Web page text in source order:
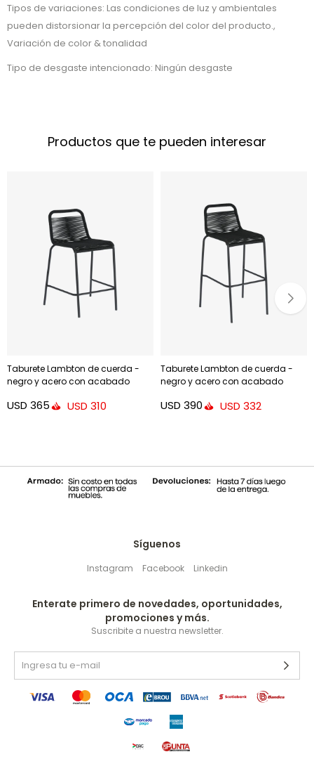
Tipos de variaciones: Las condiciones de luz y ambientales
pueden distorsionar la percepción del color del producto.,
Variación de color & tonalidad
Tipo de desgaste intencionado: Ningún desgaste
Productos que te pueden interesar
Taburete Lambton de cuerda -
negro y acero con acabado
USD 365 USD 310
Taburete Lambton de cuerda -
negro y acero con acabado
USD 390 USD 332
Síguenos
Instagram Facebook Linkedin
Enterate primero de novedades, oportunidades,
promociones y más.
Suscribite a nuestra newsletter.